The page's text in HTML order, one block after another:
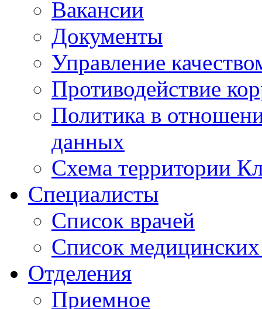
Вакансии
Документы
Управление
Противодействие
Политика в
данных
Схема территории
Специалисты
Список врачей
Список медицинских
Отделения
Приемное